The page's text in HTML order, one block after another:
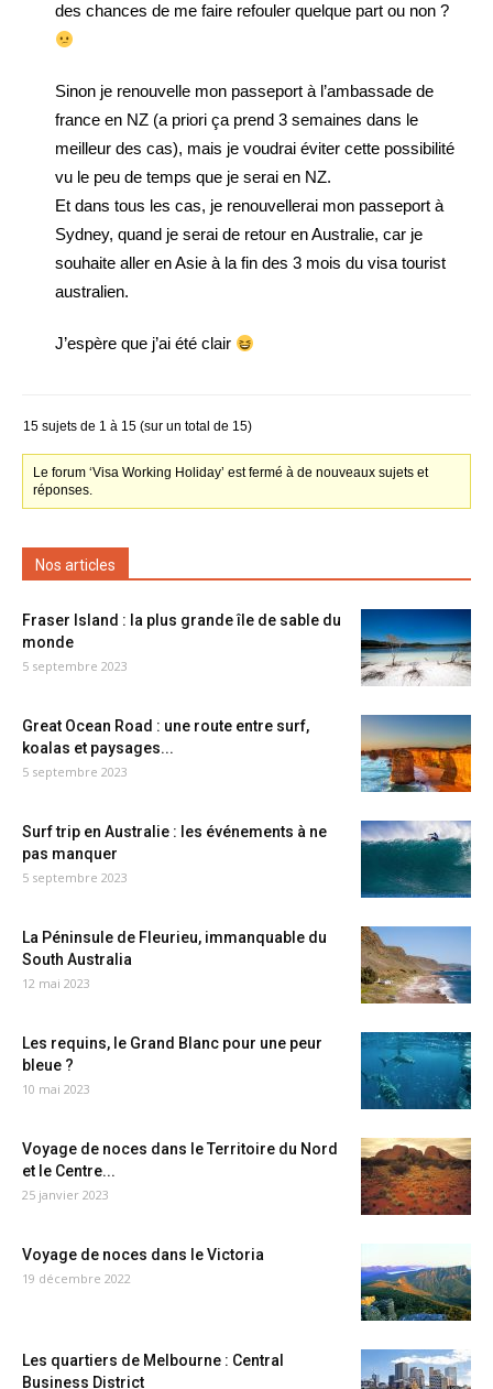
des chances de me faire refouler quelque part ou non ?
Sinon je renouvelle mon passeport à l’ambassade de
france en NZ (a priori ça prend 3 semaines dans le
meilleur des cas), mais je voudrai éviter cette possibilité
vu le peu de temps que je serai en NZ.
Et dans tous les cas, je renouvellerai mon passeport à
Sydney, quand je serai de retour en Australie, car je
souhaite aller en Asie à la fin des 3 mois du visa tourist
australien.
J’espère que j’ai été clair
15 sujets de 1 à 15 (sur un total de 15)
Le forum ‘Visa Working Holiday’ est fermé à de nouveaux sujets et
réponses.
Nos articles
Fraser Island : la plus grande île de sable du
monde
5 septembre 2023
Great Ocean Road : une route entre surf,
koalas et paysages...
5 septembre 2023
Surf trip en Australie : les événements à ne
pas manquer
5 septembre 2023
La Péninsule de Fleurieu, immanquable du
South Australia
12 mai 2023
Les requins, le Grand Blanc pour une peur
bleue ?
10 mai 2023
Voyage de noces dans le Territoire du Nord
et le Centre...
25 janvier 2023
Voyage de noces dans le Victoria
19 décembre 2022
Les quartiers de Melbourne : Central
Business District